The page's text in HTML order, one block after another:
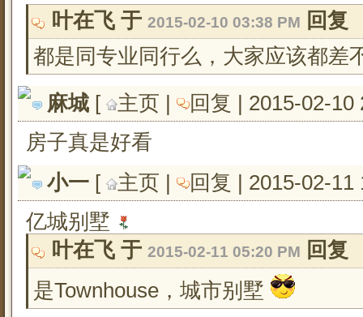
叶在飞 于 2015-02-10 03:38 PM
回复
都是同专业同行么，大家应该都差
麻城 [ 主页 | 回复 | 2015-02-10
房子真是好看
小一 [ 主页 | 回复 | 2015-02-11
亿城别墅
叶在飞 于 2015-02-11 05:20 PM
回复
是Townhouse，城市别墅